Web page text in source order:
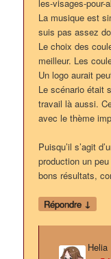
les-visages-pour-
La musique est
suis pas assez
Le choix des
meilleur. Les
Un logo aurait
Le scénario était
travail là aussi.
avec le thème
Puisqu’il s’agit
production un
bons résultats,
Répondre ↓
Helia